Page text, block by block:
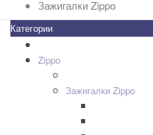
Зажигалки Zippo
Категории
Zippo
Зажигалки Zippo